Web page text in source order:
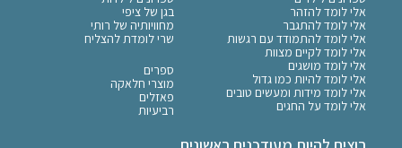
אלי לומד להזהר
אלי לומד להתגבר
אלי לומד להתמודד עם רגשות
אלי לומד לקיים מצוות
אלי לומד מושגים
אלי לומד להיות כמו גדול
אלי לומד מידות ומעשים טובים
אלי לומד על החגים
בגן של ציפי
מחוויותיה של רותי
שרי לומדת להצליח
ספרים
מוצרי חלאקה
פאזלים
רביעיות